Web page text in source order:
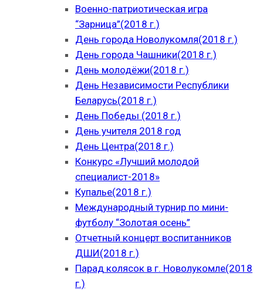
Военно-патриотическая игра
“Зарница”(2018 г.)
День города Новолукомля(2018 г.)
День города Чашники(2018 г.)
День молодёжи(2018 г.)
День Независимости Республики
Беларусь(2018 г.)
День Победы (2018 г.)
День учителя 2018 год
День Центра(2018 г.)
Конкурс «Лучший молодой
специалист-2018»
Купалье(2018 г.)
Международный турнир по мини-
футболу “Золотая осень”
Отчетный концерт воспитанников
ДШИ(2018 г.)
Парад колясок в г. Новолукомле(2018
г.)